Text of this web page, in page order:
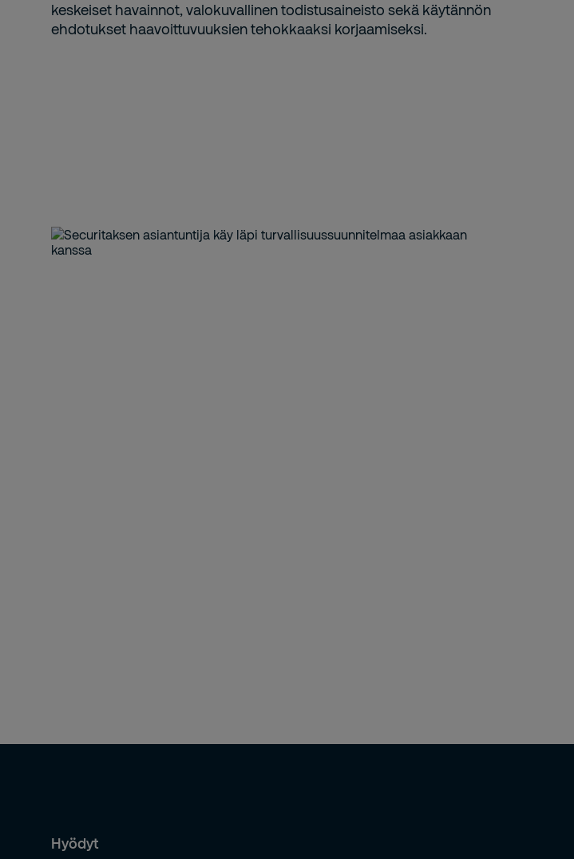
keskeiset havainnot, valokuvallinen todistusaineisto sekä käytännön
ehdotukset haavoittuvuuksien tehokkaaksi korjaamiseksi.
Hyödyt